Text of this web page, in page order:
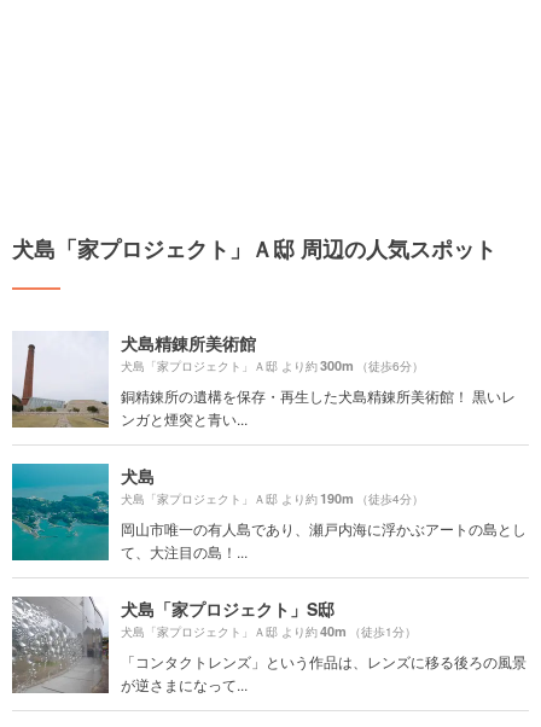
犬島「家プロジェクト」Ａ邸 周辺の人気スポット
犬島精錬所美術館
犬島「家プロジェクト」Ａ邸 より約300m （徒歩6分）
銅精錬所の遺構を保存・再生した犬島精錬所美術館！ 黒いレ
ンガと煙突と青い...
犬島
犬島「家プロジェクト」Ａ邸 より約190m （徒歩4分）
岡山市唯一の有人島であり、瀬戸内海に浮かぶアートの島とし
て、大注目の島！...
犬島「家プロジェクト」S邸
犬島「家プロジェクト」Ａ邸 より約40m （徒歩1分）
「コンタクトレンズ」という作品は、レンズに移る後ろの風景
が逆さまになって...